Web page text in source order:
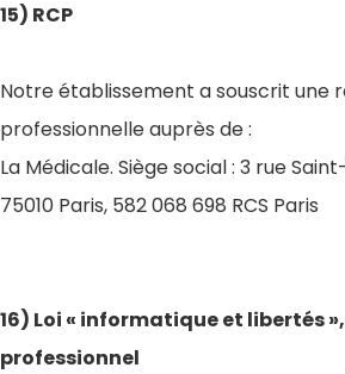
15) RCP
Notre établissement a souscrit une
professionnelle auprès de :
La Médicale. Siège social : 3 rue
75010 Paris, 582 068 698 RCS Paris
16) Loi « informatique et libertés
professionnel